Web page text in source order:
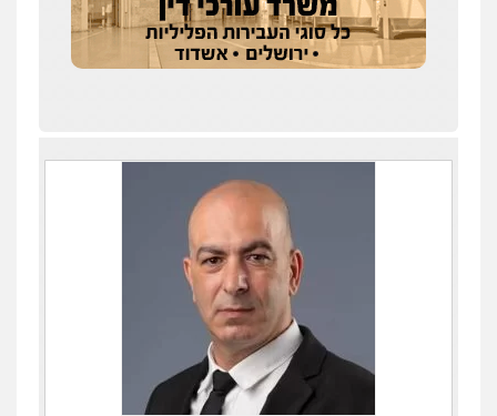
0538788878
עו"ד אסף דוק
עו"ד שלי גורביץ – לוי
משפט פלילי פשיעה חמורה
צבאי תעבורה
0544218336
עו"ד שגיא אקו
פלילי מעצרים וחקירות
עורכי דין לענייני אסירים
0525279829